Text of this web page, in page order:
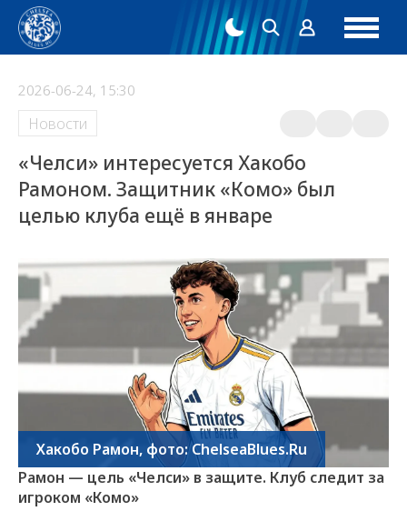
2026-06-24, 15:30
Новости
«Челси» интересуется Хакобо
Рамоном. Защитник «Комо» был
целью клуба ещё в январе
Хакобо Рамон, фото: ChelseaBlues.Ru
Рамон — цель «Челси» в защите. Клуб следит за
игроком «Комо»